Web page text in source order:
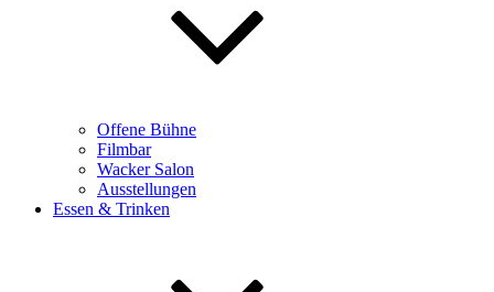
Offene Bühne
Filmbar
Wacker Salon
Ausstellungen
Essen & Trinken